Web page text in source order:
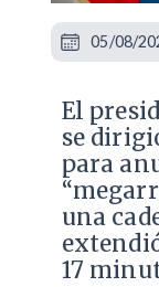
El
se
para
una
17
05/08/